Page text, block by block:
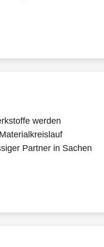
werden
Partner in Sachen